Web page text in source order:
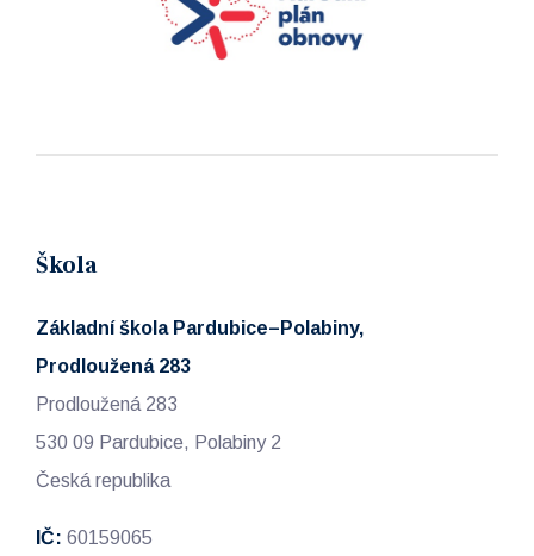
Škola
Základní škola Pardubice–Polabiny,
Prodloužená 283
Prodloužená 283
530 09 Pardubice, Polabiny 2
Česká republika
IČ: 60159065